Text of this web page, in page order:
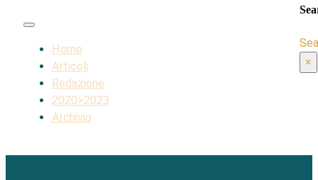
Home
Articoli
Redazione
2020>2023
Archivio
×